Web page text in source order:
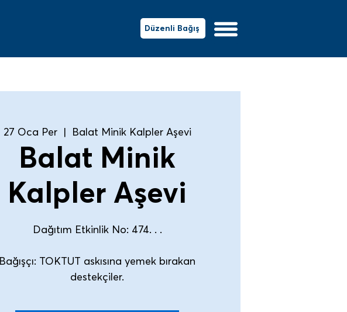
Düzenli Bağış
27 Oca Per
  |
Balat Minik Kalpler Aşevi
Balat Minik
Kalpler Aşevi
Dağıtım Etkinlik No: 474. . .
Bağışçı: TOKTUT askısına yemek bırakan